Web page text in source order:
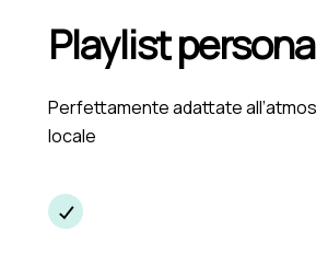
Playlist
Perfettamente adattate
locale